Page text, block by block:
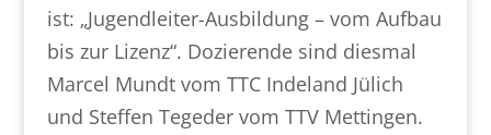
ist: „Jugendleiter-Ausbildung – vom Aufbau
bis zur Lizenz“. Dozierende sind diesmal
Marcel Mundt vom TTC Indeland Jülich
und Steffen Tegeder vom TTV Mettingen.